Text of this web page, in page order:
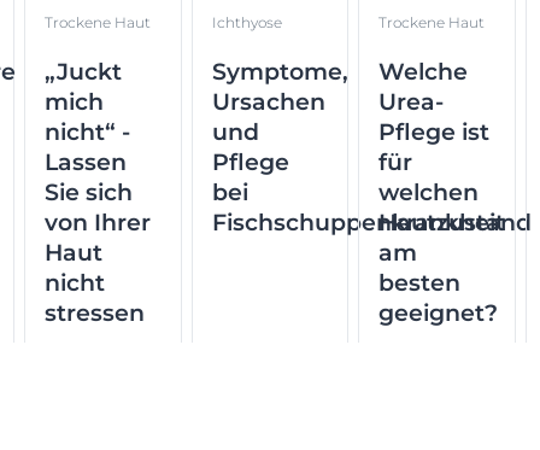
Trockene Haut
„Juckt
mich
nicht“ -
Lassen
Sie sich
von Ihrer
Haut
nicht
stressen
Ichthyose
Symptome,
Ursachen
und
Pflege
bei
Fischschuppenkrankheit
Trockene Haut
Welche
Urea-
Pflege ist
für
welchen
Hautzustand
am
besten
geeignet?